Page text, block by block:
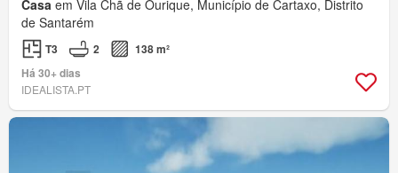
Casa em Vila Chã de Ourique, Município de Cartaxo, Distrito
de Santarém
T3 2
138 m²
Há 30+ dias
IDEALISTA.PT